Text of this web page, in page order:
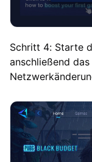
Schritt 4: Starte
anschließend